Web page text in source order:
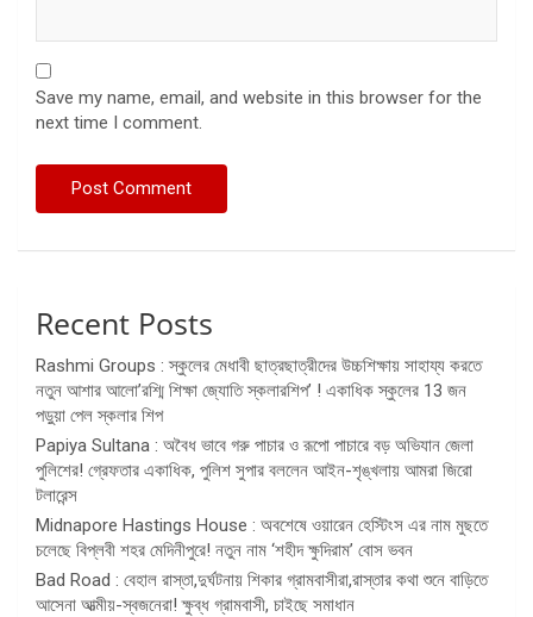
Save my name, email, and website in this browser for the
next time I comment.
Recent Posts
Rashmi Groups : স্কুলের মেধাবী ছাত্রছাত্রীদের উচ্চশিক্ষায় সাহায্য করতে
নতুন আশার আলো’রশ্মি শিক্ষা জ্যোতি স্কলারশিপ’ ! একাধিক স্কুলের 13 জন
পড়ুয়া পেল স্কলার শিপ
Papiya Sultana : অবৈধ ভাবে গরু পাচার ও রূপো পাচারে বড় অভিযান জেলা
পুলিশের! গ্রেফতার একাধিক, পুলিশ সুপার বললেন আইন-শৃঙ্খলায় আমরা জিরো
টলারেন্স
Midnapore Hastings House : অবশেষে ওয়ারেন হেস্টিংস এর নাম মুছতে
চলেছে বিপ্লবী শহর মেদিনীপুরে! নতুন নাম ‘শহীদ ক্ষুদিরাম’ বোস ভবন
Bad Road : বেহাল রাস্তা,দুর্ঘটনায় শিকার গ্রামবাসীরা,রাস্তার কথা শুনে বাড়িতে
আসেনা আত্মীয়-স্বজনেরা! ক্ষুব্ধ গ্রামবাসী, চাইছে সমাধান